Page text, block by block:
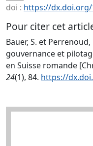
doi : https://dx.doi.org/
Pour citer cet
Bauer, S. et
gouvernance et
en Suisse romande
24(1), 84. https://